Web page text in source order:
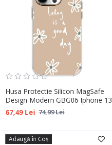
Husa Protectie Silicon MagSafe
Design Modern GBG06 Iphone 13
67,49 Lei 74,99 Lei
Adaugă în Coş